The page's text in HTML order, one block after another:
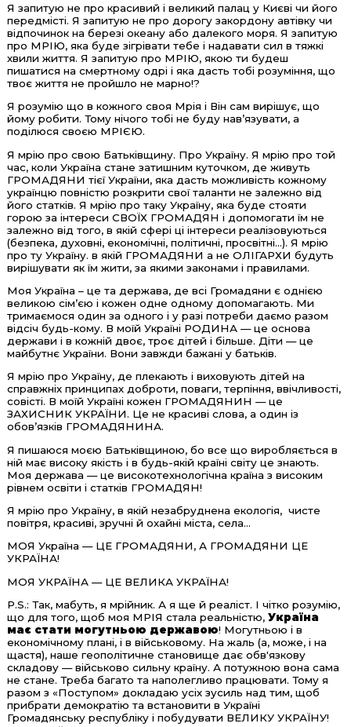
Я запитую не про красивий і великий палац у Києві чи його
передмісті. Я запитую не про дорогу закордону автівку чи
відпочинок на березі океану або далекого моря. Я запитую
про МРІЮ, яка буде зігрівати тебе і надавати сил в тяжкі
хвили життя. Я запитую про МРІЮ, якою ти будеш
пишатися на смертному одрі і яка дасть тобі розуміння, що
твоє життя не пройшло не марно!?
Я розумію що в кожного своя Мрія і Він сам вирішує, що
йому робити. Тому нічого тобі не буду нав’язувати, а
поділюся своєю МРІЄЮ.
Я мрію про свою Батьківщину. Про Україну. Я мрію про той
час, коли Україна стане затишним куточком, де живуть
ГРОМАДЯНИ тієї України, яка дасть можливість кожному
українцю повністю розкрити свої таланти не залежно від
його статків. Я мрію про таку Україну, яка буде стояти
горою за інтереси СВОЇХ ГРОМАДЯН і допомогати їм не
залежно від того, в якій сфері ці інтереси реалізовуються
(безпека, духовні, економічні, політичні, просвітні…). Я мрію
про ту Україну. в якій ГРОМАДЯНИ а не ОЛІГАРХИ будуть
вирішувати як їм жити, за якими законами і правилами.
Моя Україна – це та держава, де всі Громадяни є однією
великою сімʼєю і кожен одне одному допомагають. Ми
тримаємося один за одного і у разі потреби даємо разом
відсіч будь-кому. В моїй Україні РОДИНА — це основа
держави і в кожній двоє, троє дітей і більше. Діти — це
майбутнє України. Вони завжди бажані у батьків.
Я мрію про Україну, де плекають і виховують дітей на
справжніх принципах доброти, поваги, терпіння, ввічливості,
совісті. В моїй Україні кожен ГРОМАДЯНИН — це
ЗАХИСНИК УКРАЇНИ. Це не красиві слова, а один із
обов’язків ГРОМАДЯНИНА.
Я пишаюся моєю Батьківщиною, бо все що виробляється в
ній має високу якість і в будь-якій країні світу це знають.
Моя держава — це високотехнологічна країна з високим
рівнем освіти і статків ГРОМАДЯН!
Я мрію про Україну, в якій незабруднена екологія, чисте
повітря, красиві, зручні й охайні міста, села...
МОЯ Україна — ЦЕ ГРОМАДЯНИ, А ГРОМАДЯНИ ЦЕ
УКРАЇНА!
МОЯ УКРАЇНА — ЦЕ ВЕЛИКА УКРАЇНА!
P.S.: Так, мабуть, я мрійник. А я ще й реаліст. І чітко розумію,
що для того, щоб моя МРІЯ стала реальністю, Україна
має стати могутньою державою! Могутньою і в
економічному плані, і в військовому. На жаль (а, може, і на
щастя), наше геополітичне становище дає обв'язкову
складову — військово сильну країну. А потужною вона сама
не стане. Треба багато та наполегливо працювати. Тому я
разом з «Поступом» докладаю усіх зусиль над тим, щоб
прибрати демократію та встановити в Україні
Громадянську республіку і побудувати ВЕЛИКУ УКРАЇНУ!